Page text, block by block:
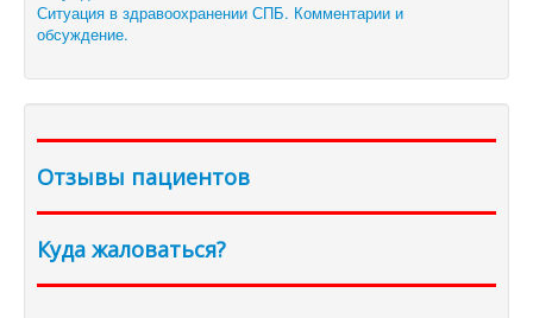
Ситуация в здравоохранении СПБ. Комментарии и
обсуждение.
Отзывы пациентов
Куда жаловаться?